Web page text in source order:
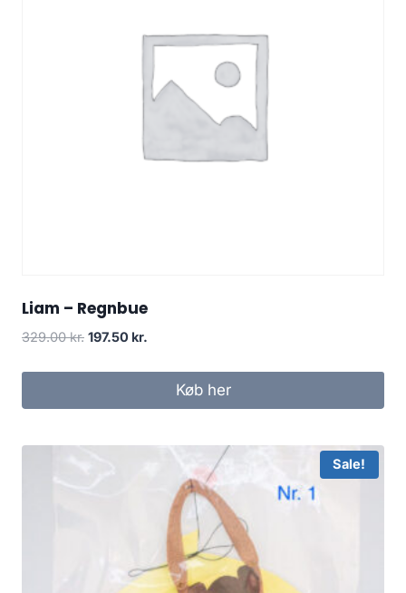
Liam – Regnbue
329.00kr. 197.50 kr.
Køb her
Sale!